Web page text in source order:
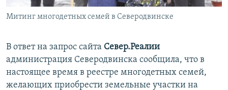
Митинг многодетных семей в Северодвинске
В ответ на запрос сайта Север.Реалии
администрация Северодвинска сообщила, что в
настоящее время в реестре многодетных семей,
желающих приобрести земельные участки на